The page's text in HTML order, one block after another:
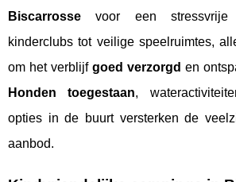
Biscarrosse voor een stressvrije
kinderclubs tot veilige speelruimtes,
om het verblijfgoed verzorgd en
Honden toegestaan,
opties in de buurt versterken de
aanbod.